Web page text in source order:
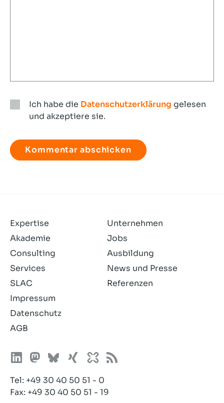
Ich habe die Datenschutzerklärung gelesen
und akzeptiere sie.
habe
die
Expertise
Akademie
Consulting
Services
SLAC
Unternehmen
Jobs
Ausbildung
News und Presse
Referenzen
Impressum
Datenschutz
AGB
Tel: +49 30 40 50 51 - 0
Fax: +49 30 40 50 51 - 19